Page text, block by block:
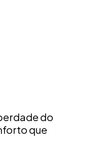
do
que